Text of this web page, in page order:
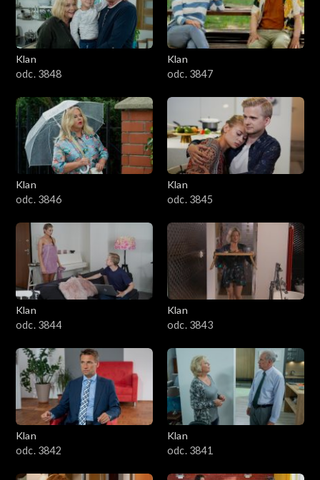
Klan
odc. 3848
Klan
odc. 3847
Klan
odc. 3846
Klan
odc. 3845
Klan
odc. 3844
Klan
odc. 3843
Klan
odc. 3842
Klan
odc. 3841